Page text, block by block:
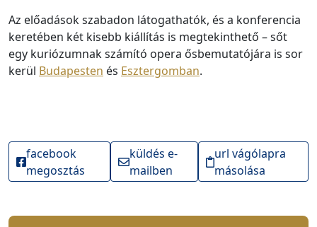
Az előadások szabadon látogathatók, és a konferencia
keretében két kisebb kiállítás is megtekinthető – sőt
egy kuriózumnak számító opera ősbemutatójára is sor
kerül Budapesten és Esztergomban.
facebook
megosztás
küldés e-
mailben
url vágólapra
másolása